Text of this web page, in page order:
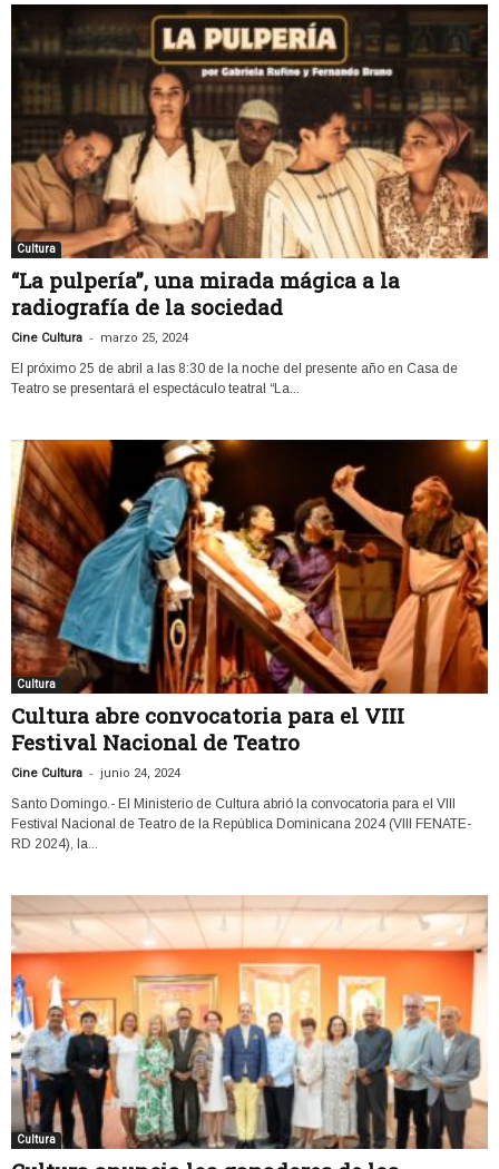
Cultura
“La pulpería”, una mirada mágica a la
radiografía de la sociedad
Cine Cultura - marzo 25, 2024
El próximo 25 de abril a las 8:30 de la noche del presente año en Casa de
Teatro se presentará el espectáculo teatral “La...
Cultura
Cultura abre convocatoria para el VIII
Festival Nacional de Teatro
Cine Cultura - junio 24, 2024
Santo Domingo.- El Ministerio de Cultura abrió la convocatoria para el VIII
Festival Nacional de Teatro de la República Dominicana 2024 (VIII FENATE-
RD 2024), la...
Cultura